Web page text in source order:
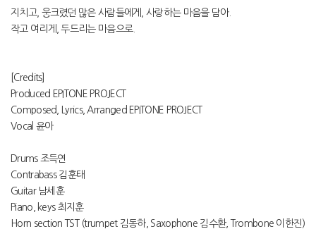
지치고, 웅크렸던 많은 사람들에게, 사랑하는 마음을 담아.
작고 여리게, 두드리는 마음으로.
[Credits]
Produced EPITONE PROJECT
Composed, Lyrics, Arranged EPITONE PROJECT
Vocal 윤아
Drums 조득연
Contrabass 김훈태
Guitar 남세훈
Piano, keys 최지훈
Horn section TST (trumpet 김동하, Saxophone 김수환, Trombone 이한진)